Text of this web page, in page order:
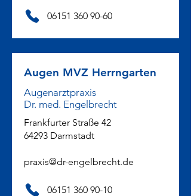
06151 360 90-60
Augen MVZ Herrngarten
Augenarztpraxis
Dr. med. Engelbrecht
Frankfurter Straße 42
64293 Darmstadt
praxis@dr-engelbrecht.de
06151 360 90-10